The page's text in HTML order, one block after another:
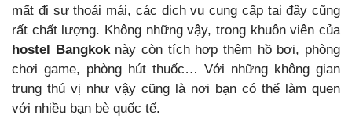
mất đi sự thoải mái, các dịch vụ cung cấp tại đây cũng
rất chất lượng. Không những vậy, trong khuôn viên của
hostel Bangkoknày còn tích hợp thêm hồ bơi, phòng
chơi game, phòng hút thuốc… Với những không gian
trung thú vị như vậy cũng là nơi bạn có thể làm quen
với nhiều bạn bè quốc tế.